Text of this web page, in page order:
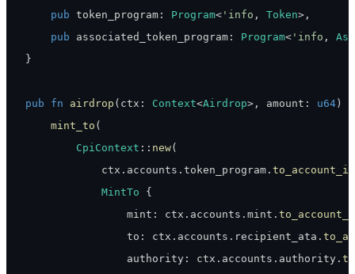
pub token_program : Program< 'info , Token> ,
pub associated_token_program : Program< 'info ,
}
pub fn airdrop ( ctx : Context<Airdrop> , amount : u64 )
mint_to (
CpiContext :: new(
            ctx
. accounts . token_program .
MintTo
{
                mint
: ctx . accounts . mint .
                to
: ctx . accounts . recipient_ata .
                authority
: ctx . accounts . authority .